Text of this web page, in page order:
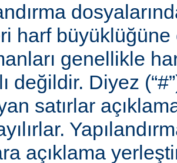
harf büyüklüğüne
genellikle
değildir. Diyez
satırlar
açıklama